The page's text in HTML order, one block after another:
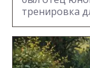
тренировка